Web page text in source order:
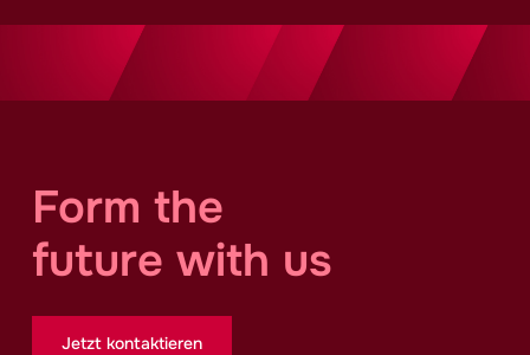
Form the
future with us
Jetzt kontaktieren